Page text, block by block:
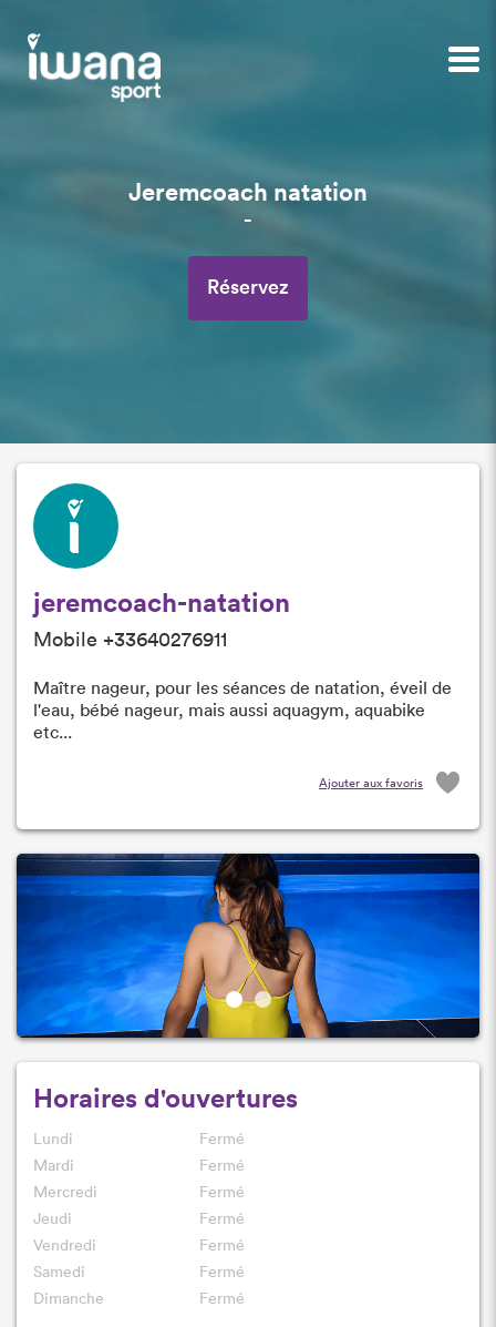
Jeremcoach natation
-
Réservez
jeremcoach-natation
Mobile +33640276911
Maître nageur, pour les séances de natation, éveil de
l'eau, bébé nageur, mais aussi aquagym, aquabike
etc...
Ajouter aux favoris
Horaires d'ouvertures
Lundi
Fermé
Mardi
Fermé
Mercredi
Fermé
Jeudi
Fermé
Vendredi
Fermé
Samedi
Fermé
Dimanche
Fermé